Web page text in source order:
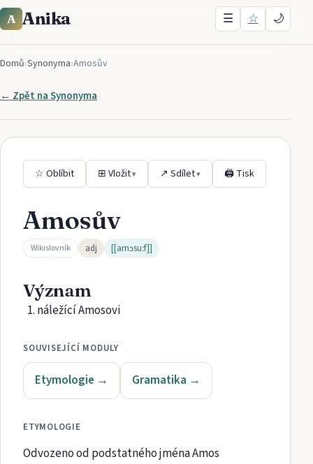
A Anika ☰ ☆ 🌙
Domů›Synonyma›Amosův
← Zpět naSynonyma
☆ Oblíbit ⊞ Vložit▾ ↗ Sdílet▾ 🖨 Tisk
Amosův
Wikislovník adj [[amɔsuːf]]
Význam
náležící Amosovi
SOUVISEJÍCÍ MODULY
Etymologie → Gramatika →
ETYMOLOGIE
Odvozeno od podstatného jména Amos